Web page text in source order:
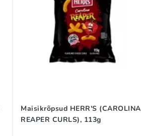
Maisikrõpsud HERR'S (CAROLINA
REAPER CURLS), 113g